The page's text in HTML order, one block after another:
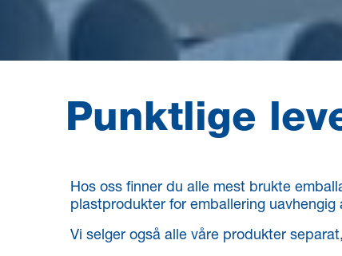
Punktlige
Hos oss finner du alle mest brukte
plastprodukter for emballering
Vi selger også alle våre produkter